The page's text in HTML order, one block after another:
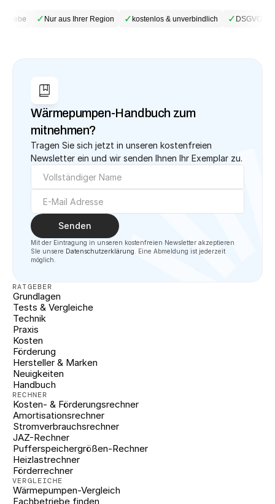
✓Nur aus Ihrer Region ✓kostenlos & unverbindlich ✓DSGVO-
Wärmepumpen-Handbuch zum
mitnehmen?
Tragen Sie sich jetzt in unseren kostenfreien
Newsletter ein und wir senden Ihnen Ihr Exemplar zu.
Senden
Mit der Eintragung in unseren kostenfreien Newsletter akzeptieren
SIe unsere Datenschutzerklärung . Eine Abmeldung ist jederzeit
möglich.
RATGEBER
Grundlagen
Tests & Vergleiche
Technik
Praxis
Kosten
Förderung
Hersteller & Marken
Neuigkeiten
Handbuch
RECHNER
Kosten- & Förderungsrechner
Amortisationsrechner
Stromverbrauchsrechner
JAZ-Rechner
Pufferspeichergrößen-Rechner
Heizlastrechner
Förderrechner
VERGLEICHE
Wärmepumpen-Vergleich
Fachbetriebe finden